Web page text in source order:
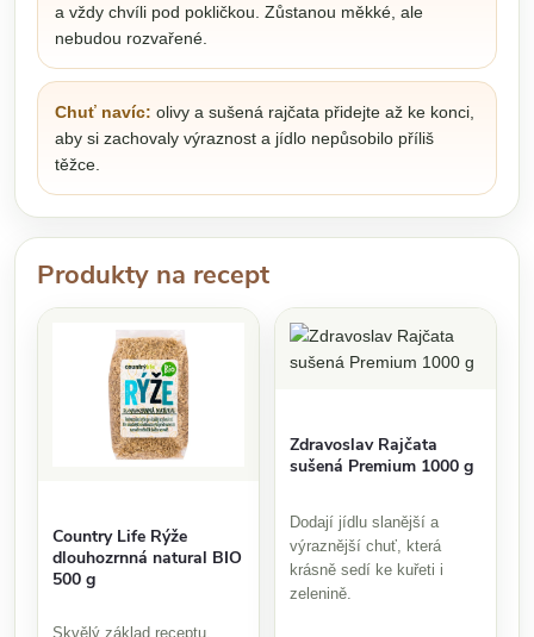
a vždy chvíli pod pokličkou. Zůstanou měkké, ale
nebudou rozvařené.
Chuť navíc: olivy a sušená rajčata přidejte až ke konci,
aby si zachovaly výraznost a jídlo nepůsobilo příliš
těžce.
Produkty na recept
Country Life Rýže
dlouhozrnná natural BIO
500 g
Skvělý základ receptu,
Zdravoslav Rajčata
sušená Premium 1000 g
Dodají jídlu slanější a
výraznější chuť, která
krásně sedí ke kuřeti i
zelenině.